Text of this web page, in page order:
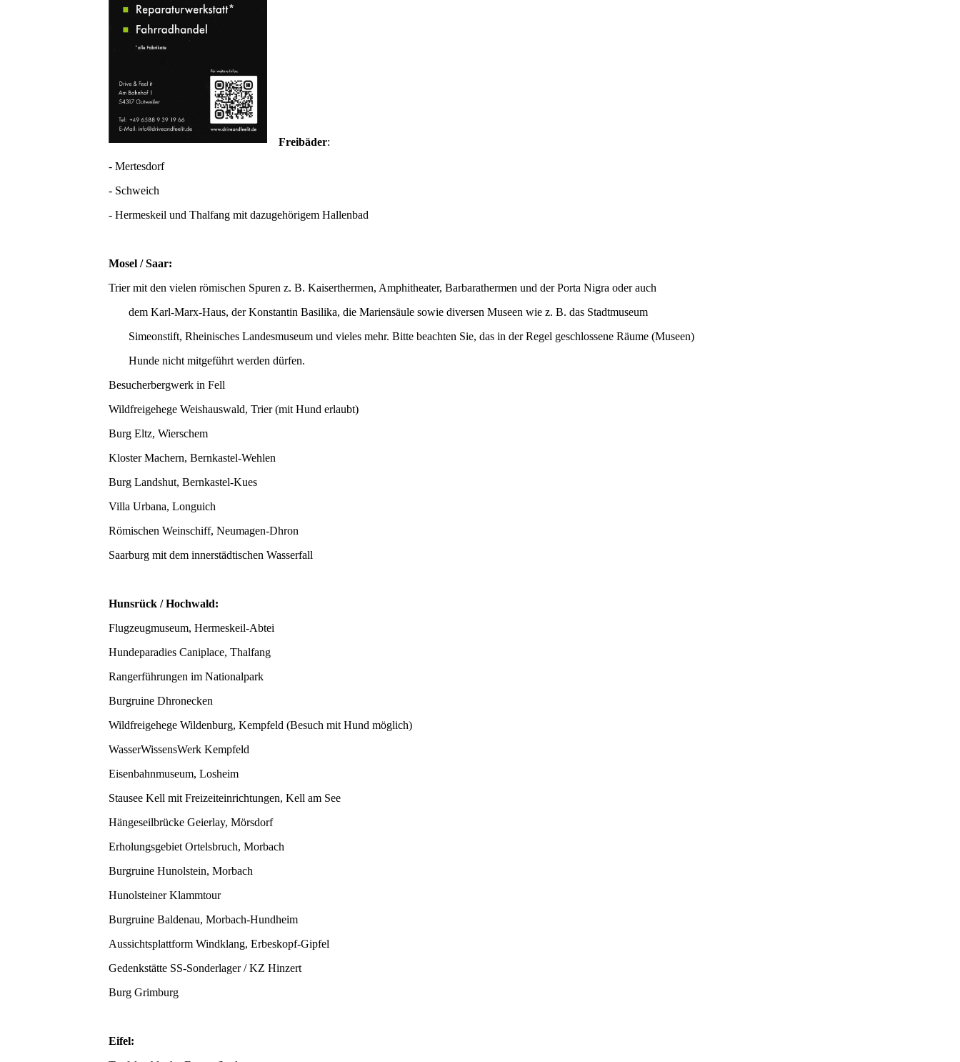
Freibäder:
- Mertesdorf
- Schweich
- Hermeskeil und Thalfang mit dazugehörigem Hallenbad
Mosel / Saar:
Trier mit den vielen römischen Spuren z. B. Kaiserthermen, Amphitheater, Barbarathermen und der Porta Nigra oder auch
dem Karl-Marx-Haus, der Konstantin Basilika, die Mariensäule sowie diversen Museen wie z. B. das Stadtmuseum
Simeonstift, Rheinisches Landesmuseum und vieles mehr. Bitte beachten Sie, das in der Regel geschlossene Räume (Museen)
Hunde nicht mitgeführt werden dürfen.
Besucherbergwerk in Fell
Wildfreigehege Weishauswald, Trier (mit Hund erlaubt)
Burg Eltz, Wierschem
Kloster Machern, Bernkastel-Wehlen
Burg Landshut, Bernkastel-Kues
Villa Urbana, Longuich
Römischen Weinschiff, Neumagen-Dhron
Saarburg mit dem innerstädtischen Wasserfall
Hunsrück / Hochwald:
Flugzeugmuseum, Hermeskeil-Abtei
Hundeparadies Caniplace, Thalfang
Rangerführungen im Nationalpark
Burgruine Dhronecken
Wildfreigehege Wildenburg, Kempfeld (Besuch mit Hund möglich)
WasserWissensWerk Kempfeld
Eisenbahnmuseum, Losheim
Stausee Kell mit Freizeiteinrichtungen, Kell am See
Hängeseilbrücke Geierlay, Mörsdorf
Erholungsgebiet Ortelsbruch, Morbach
Burgruine Hunolstein, Morbach
Hunolsteiner Klammtour
Burgruine Baldenau, Morbach-Hundheim
Aussichtsplattform Windklang, Erbeskopf-Gipfel
Gedenkstätte SS-Sonderlager / KZ Hinzert
Burg Grimburg
Eifel: